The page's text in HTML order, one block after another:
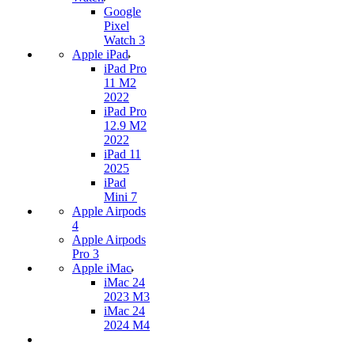
Google
Pixel
Watch 3
Apple iPad
iPad Pro
11 M2
2022
iPad Pro
12.9 M2
2022
iPad 11
2025
iPad
Mini 7
Apple Airpods
4
Apple Airpods
Pro 3
Apple iMac
iMac 24
2023 M3
iMac 24
2024 M4